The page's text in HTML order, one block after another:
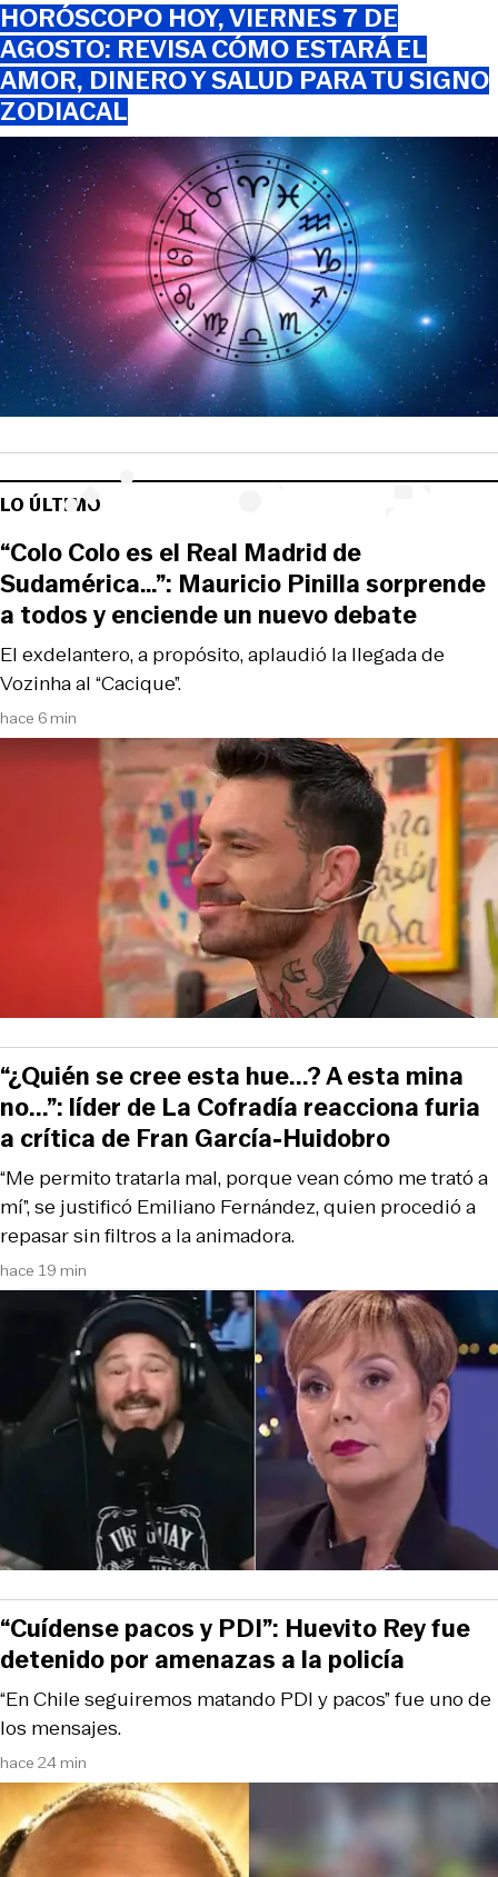
HORÓSCOPO HOY, VIERNES 7 DE
AGOSTO: REVISA CÓMO ESTARÁ EL
AMOR, DINERO Y SALUD PARA TU SIGNO
ZODIACAL
LO ÚLTIMO
hace 6 min
El exdelantero, a propósito, aplaudió la llegada de
Vozinha al “Cacique”.
“Colo Colo es el Real Madrid de
Sudamérica…”: Mauricio Pinilla sorprende
a todos y enciende un nuevo debate
hace 19 min
“Me permito tratarla mal, porque vean cómo me trató a
mí”, se justificó Emiliano Fernández, quien procedió a
repasar sin filtros a la animadora.
“¿Quién se cree esta hue...? A esta mina
no...”: líder de La Cofradía reacciona furia
a crítica de Fran García-Huidobro
hace 24 min
“En Chile seguiremos matando PDI y pacos” fue uno de
los mensajes.
“Cuídense pacos y PDI”: Huevito Rey fue
detenido por amenazas a la policía